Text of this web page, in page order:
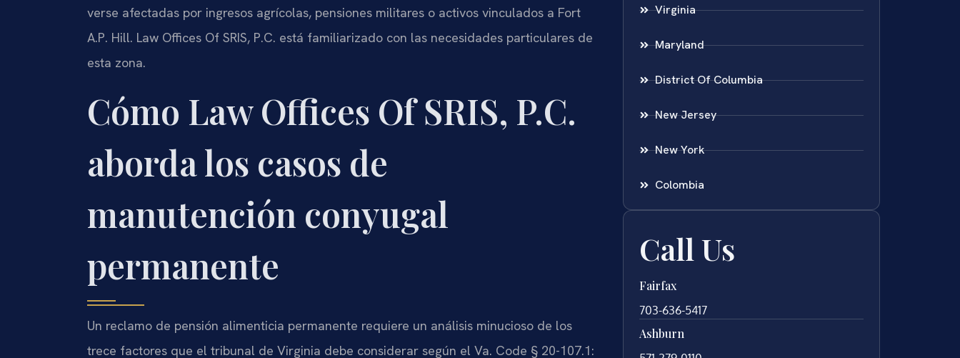
verse afectadas por ingresos agrícolas, pensiones militares o activos vinculados a Fort
A.P. Hill. Law Offices Of SRIS, P.C. está familiarizado con las necesidades particulares de
esta zona.
Cómo Law Offices Of SRIS, P.C.
aborda los casos de
manutención conyugal
permanente
Un reclamo de pensión alimenticia permanente requiere un análisis minucioso de los
trece factores que el tribunal de Virginia debe considerar según el Va. Code § 20-107.1:
Virginia
Maryland
District Of Columbia
New Jersey
New York
Colombia
Call Us
Fairfax
703-636-5417
Ashburn